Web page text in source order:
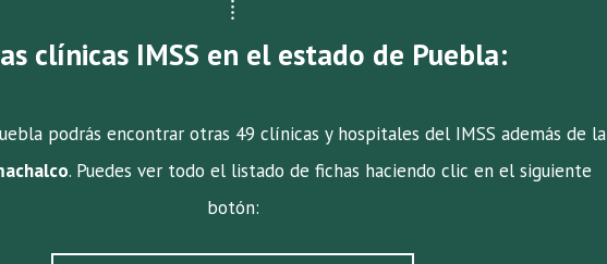
clínicas IMSS en el estado de Puebla:
podrás encontrar otras 49 clínicas y hospitales del IMSS además de la
. Puedes ver todo el listado de fichas haciendo clic en el siguiente
botón: